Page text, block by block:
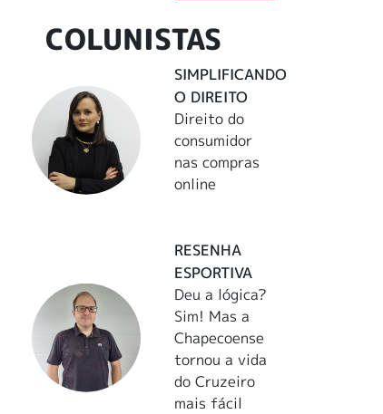
COLUNISTAS
SIMPLIFICANDO
O DIREITO
Direito do
consumidor
nas compras
online
RESENHA
ESPORTIVA
Deu a lógica?
Sim! Mas a
Chapecoense
tornou a vida
do Cruzeiro
mais fácil